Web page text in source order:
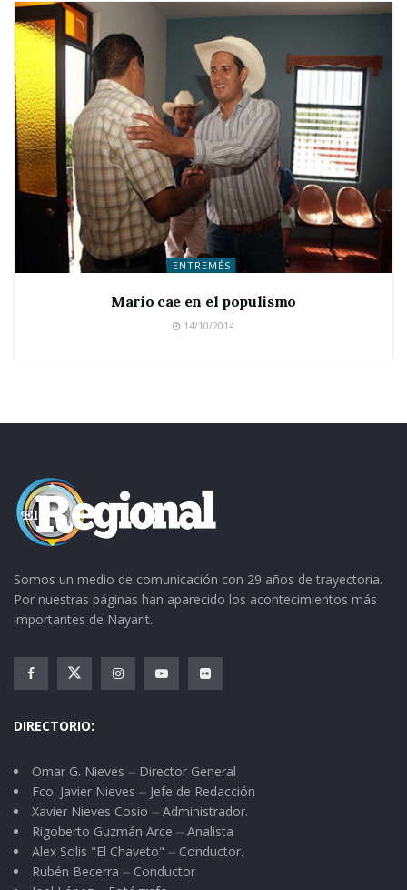
ENTREMÉS
Mario cae en el populismo
14/10/2014
Somos un medio de comunicación con 29 años de trayectoria.
Por nuestras páginas han aparecido los acontecimientos más
importantes de Nayarit.
DIRECTORIO:
Omar G. Nieves ⏤ Director General
Fco. Javier Nieves ⏤ Jefe de Redacción
Xavier Nieves Cosio ⏤ Administrador.
Rigoberto Guzmán Arce ⏤ Analista
Alex Solis "El Chaveto" ⏤ Conductor.
Rubén Becerra ⏤ Conductor